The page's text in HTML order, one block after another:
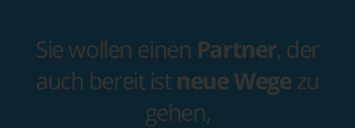
Sie wollen einen Partner, der
auch bereit ist neue Wegezu
gehen,